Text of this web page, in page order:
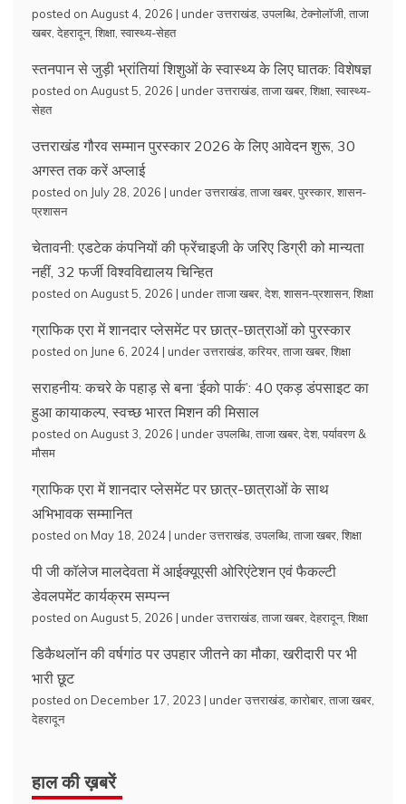
posted on August 4, 2026 | underउत्तराखंड उपलब्धि टेक्नोलॉजी ताजा
खबर देहरादून, शिक्षा स्वास्थ्य-सेहत
स्तनपान से जुड़ी भ्रांतियां शिशुओं के स्वास्थ्य के लिए घातक: विशेषज्ञ
posted on August 5, 2026 | underउत्तराखंड ताजा खबर शिक्षा स्वास्थ्य-
सेहत
उत्तराखंड गौरव सम्मान पुरस्कार 2026 के लिए आवेदन शुरू, 30
अगस्त तक करें अप्लाई
posted on July 28, 2026 | underउत्तराखंड ताजा खबर पुरस्कार शासन-
प्रशासन
चेतावनी: एडटेक कंपनियों की फ्रेंचाइजी के जरिए डिग्री को मान्यता
नहीं, 32 फर्जी विश्वविद्यालय चिन्हित
posted on August 5, 2026 | underताजा खबर देश, शासन-प्रशासन, शिक्षा
ग्राफिक एरा में शानदार प्लेसमेंट पर छात्र-छात्राओं को पुरस्कार
posted on June 6, 2024 | underउत्तराखंड करियर ताजा खबर शिक्षा
सराहनीय: कचरे के पहाड़ से बना ‘ईको पार्क’: 40 एकड़ डंपसाइट का
हुआ कायाकल्प, स्वच्छ भारत मिशन की मिसाल
posted on August 3, 2026 | underउपलब्धि ताजा खबर देश, पर्यावरण &
मौसम
ग्राफिक एरा में शानदार प्लेसमेंट पर छात्र-छात्राओं के साथ
अभिभावक सम्मानित
posted on May 18, 2024 | underउत्तराखंड उपलब्धि ताजा खबर शिक्षा
पी जी कॉलेज मालदेवता में आईक्यूएसी ओरिएंटेशन एवं फैकल्टी
डेवलपमेंट कार्यक्रम सम्पन्न
posted on August 5, 2026 | underउत्तराखंड ताजा खबर देहरादून, शिक्षा
डिकैथलॉन की वर्षगांठ पर उपहार जीतने का मौका, खरीदारी पर भी
भारी छूट
posted on December 17, 2023 | underउत्तराखंड कारोबार ताजा खबर
देहरादून
हाल की ख़बरें